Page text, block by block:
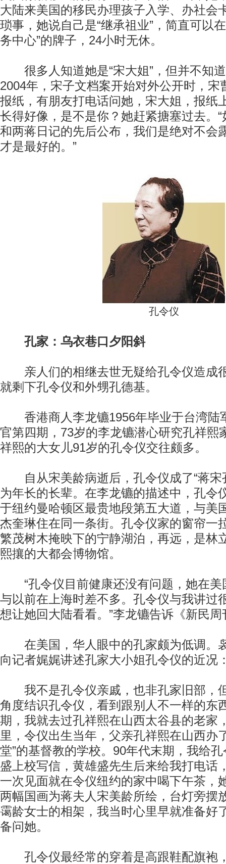
大陆来美国的移民办理孩子入学、办社会
琐事，她说自己是“继承祖业”，简直可以
务中心”的牌子，24小时无休。
很多人知道她是“宋大姐”，但并不知
2004年，宋子文档案开始对外公开时，宋
报纸，有朋友打电话问她，宋大姐，报纸
长得好像，是不是你？她赶紧搪塞过去。
和两蒋日记的先后公布，我们是绝对不会
才是最好的。”
孔令仪
孔家：乌衣巷口夕阳斜
亲人们的相继去世无疑给孔令仪造成
就剩下孔令仪和外甥孔德基。
香港商人李龙镳1956年毕业于台湾陆
官第四期，73岁的李龙镳潜心研究孔祥熙
祥熙的大女儿91岁的孔令仪交往颇多。
自从宋美龄病逝后，孔令仪成了“蒋宋
为年长的长辈。在李龙镳的描述中，孔令
于纽约曼哈顿区最贵地段第五大道，与美
杰奎琳住在同一条街。孔令仪家的窗帘一
繁茂树木掩映下的宁静湖泊，再远，是林
熙攘的大都会博物馆。
“孔令仪目前健康还没有问题，她在美
与以前在上海时差不多。孔令仪与我讲过
想让她回大陆看看。”李龙镳告诉《新民周
在美国，华人眼中的孔家颇为低调。
向记者娓娓讲述孔家大小姐孔令仪的近况
我不是孔令仪亲戚，也非孔家旧部，
角度结识孔令仪，看到跟别人不一样的东
期，我就去过孔祥熙在山西太谷县的老家
里，令仪出生当年，父亲孔祥熙在山西办
堂”的基督教的学校。90年代末期，我给
盛上校写信，黄雄盛先生后来给我打电话
一次见面就在令仪纽约的家中喝下午茶，
两幅国画为蒋夫人宋美龄所绘，台灯旁摆
霭龄女士的相架，我当时心里早就准备好
备问她。
孔令仪最经常的穿着是高跟鞋配旗袍